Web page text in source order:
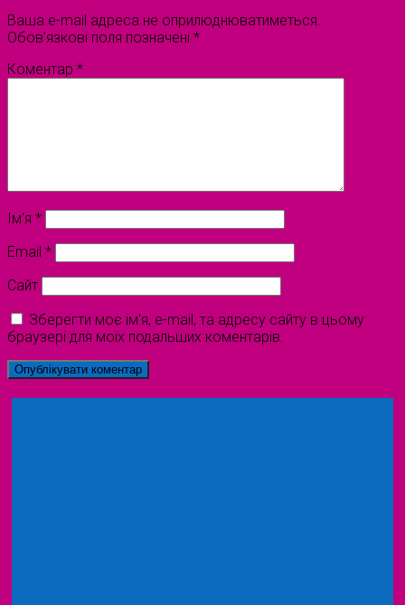
Ваша e-mail адреса не оприлюднюватиметься.
Обов’язкові поля позначені *
Коментар *
Ім'я *
Email *
Сайт
Зберегти моє ім'я, e-mail, та адресу сайту в цьому
браузері для моїх подальших коментарів.